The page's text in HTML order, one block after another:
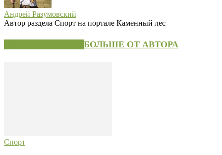
Андрей Разумовский
Автор раздела Спорт на портале Каменный лес
БОЛЬШЕ ОТ АВТОРА
Спорт